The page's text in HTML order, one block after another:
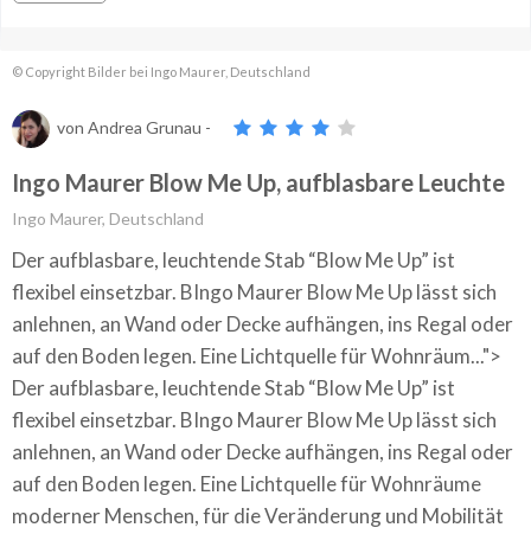
© Copyright Bilder bei Ingo Maurer, Deutschland
von Andrea Grunau -
Ingo Maurer Blow Me Up, aufblasbare Leuchte
Ingo Maurer, Deutschland
Der aufblasbare, leuchtende Stab “Blow Me Up” ist
flexibel einsetzbar. BIngo Maurer Blow Me Up lässt sich
anlehnen, an Wand oder Decke aufhängen, ins Regal oder
auf den Boden legen. Eine Lichtquelle für Wohnräum...">
Der aufblasbare, leuchtende Stab “Blow Me Up” ist
flexibel einsetzbar. BIngo Maurer Blow Me Up lässt sich
anlehnen, an Wand oder Decke aufhängen, ins Regal oder
auf den Boden legen. Eine Lichtquelle für Wohnräume
moderner Menschen, für die Veränderung und Mobilität